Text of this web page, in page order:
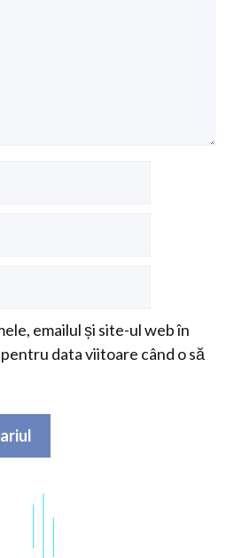
emailul și site-ul web în
data viitoare când o să